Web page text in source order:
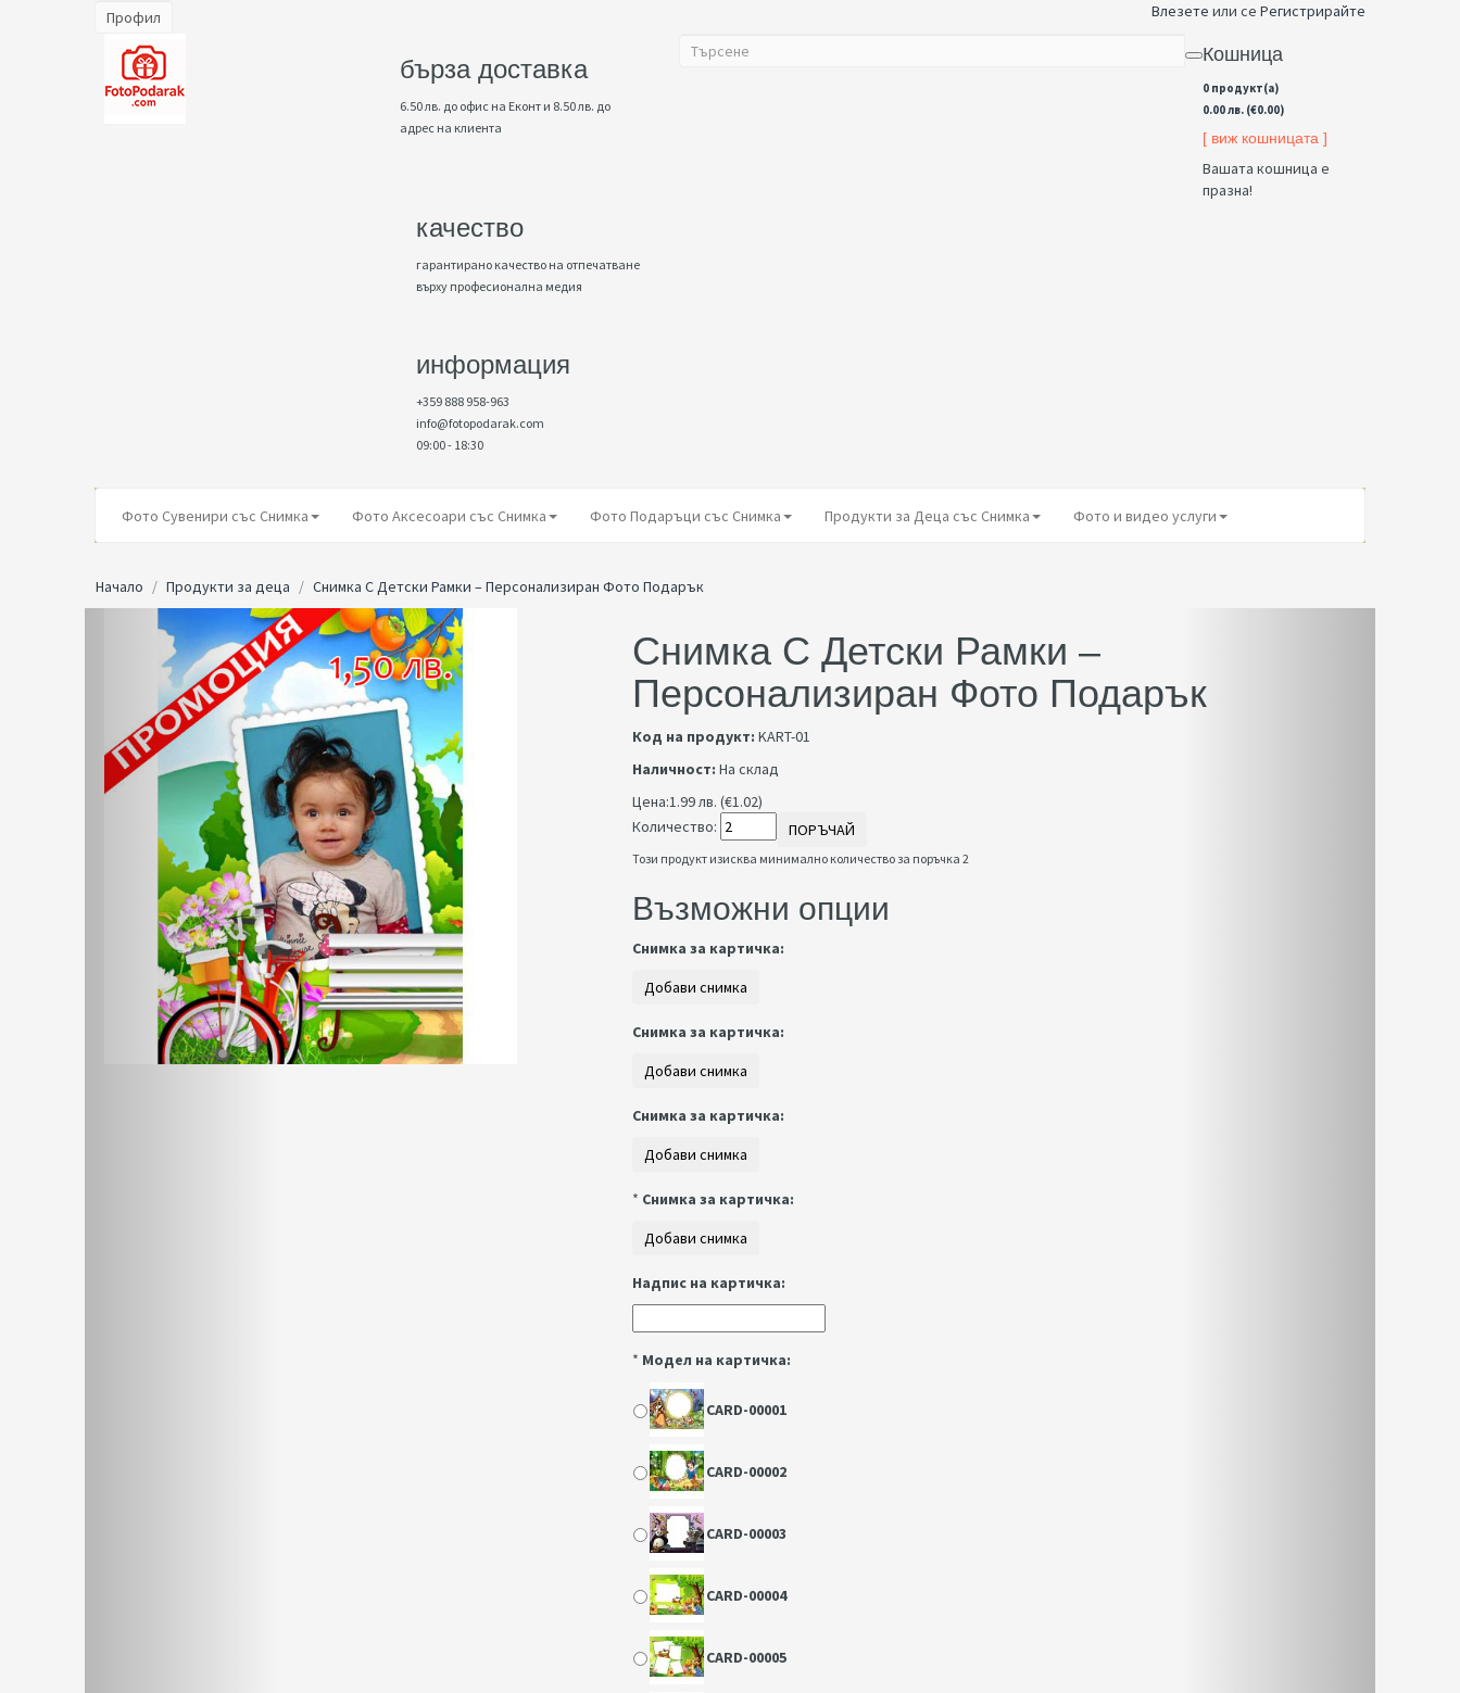
Профил Влезете или се Регистрирайте
бърза доставка
6.50 лв. до офис на Еконт и 8.50 лв. до
адрес на клиента
качество
гарантирано качество на отпечатване
върху професионална медия
информация
+359 888 958-963
info@fotopodarak.com
09:00 - 18:30
Кошница
0 продукт(а)
0.00 лв. (€0.00)
[ виж кошницата ]
Вашата кошница е
празна!
Фото Сувенири със Снимка Фото Аксесоари със Снимка Фото Подаръци със Снимка Продукти за Деца със Снимка Фото и видео услуги
Начало Продукти за деца Снимка С Детски Рамки – Персонализиран Фото Подарък
Снимка С Детски Рамки –
Персонализиран Фото Подарък
Код на продукт: KART-01
Наличност: На склад
Цена:1.99 лв. (€1.02)
Количество:
ПОРЪЧАЙ
Този продукт изисква минимално количество за поръчка 2
Възможни опции
Снимка за картичка:
Снимка за картичка:
Снимка за картичка:
* Снимка за картичка:
Надпис на картичка:
* Модел на картичка:
CARD-00001
CARD-00002
CARD-00003
CARD-00004
CARD-00005